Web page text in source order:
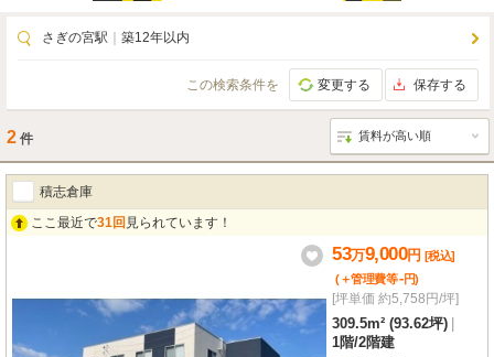
さぎの宮駅 築12年以内
この検索条件を 変更する 保存する
2 件
積志倉庫
ここ最近で31回 見られています！
53万9,000円 [税込]
(＋管理費等-円)
[坪単価 約5,758円/坪]
309.5m² (93.62坪)
1階/2階建